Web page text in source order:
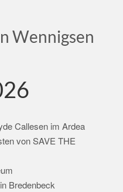
Wennigsen
Callesen im Ardea
von SAVE THE
Bredenbeck